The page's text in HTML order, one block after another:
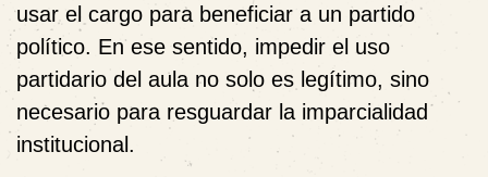
usar el cargo para beneficiar a un partido
político. En ese sentido, impedir el uso
partidario del aula no solo es legítimo, sino
necesario para resguardar la imparcialidad
institucional.